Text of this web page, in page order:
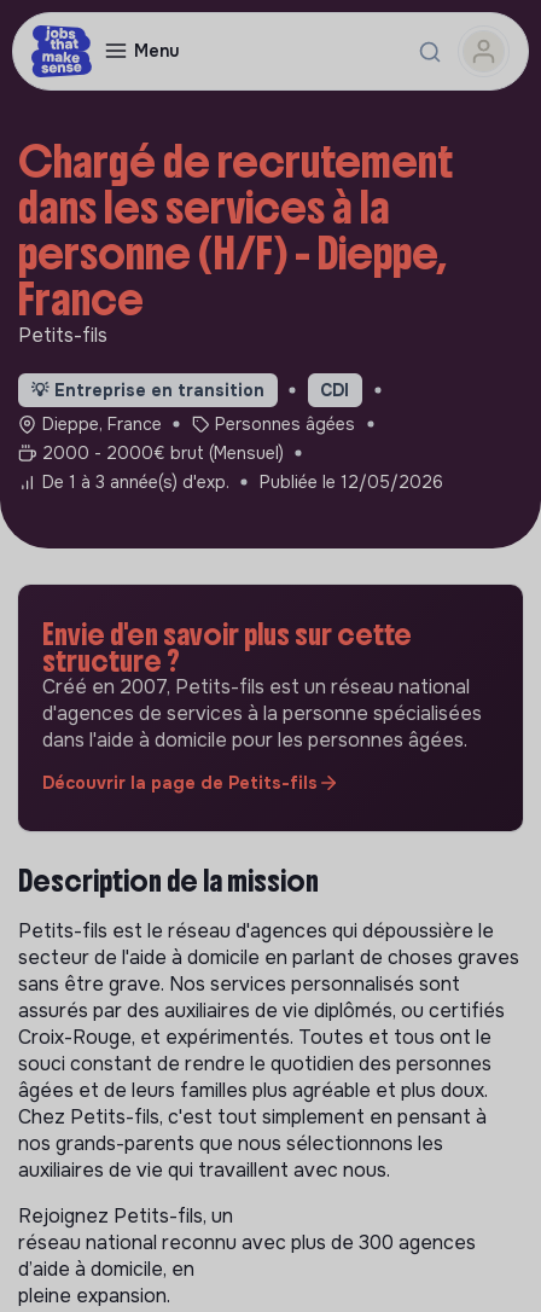
Menu
Chargé de recrutement
dans les services à la
personne (H/F) - Dieppe,
France
Petits-fils
💡 Entreprise en transition
CDI
Dieppe, France
Personnes âgées
2000 - 2000€ brut (Mensuel)
De 1 à 3 année(s) d'exp.
Publiée le 12/05/2026
Envie d'en savoir plus sur cette
structure ?
Créé en 2007, Petits-fils est un réseau national
d'agences de services à la personne spécialisées
dans l'aide à domicile pour les personnes âgées.
Découvrir la page de Petits-fils
Description de la mission
Petits-fils est le réseau d'agences qui dépoussière le
secteur de l'aide à domicile en parlant de choses graves
sans être grave. Nos services personnalisés sont
assurés par des auxiliaires de vie diplômés, ou certifiés
Croix-Rouge, et expérimentés. Toutes et tous ont le
souci constant de rendre le quotidien des personnes
âgées et de leurs familles plus agréable et plus doux.
Chez Petits-fils, c'est tout simplement en pensant à
nos grands-parents que nous sélectionnons les
auxiliaires de vie qui travaillent avec nous.
Rejoignez Petits-fils, un
réseau national reconnu avec plus de 300 agences
d’aide à domicile, en
pleine expansion.